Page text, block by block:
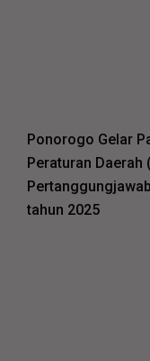
Ponorogo Gelar
Peraturan Daerah
tahun 2025